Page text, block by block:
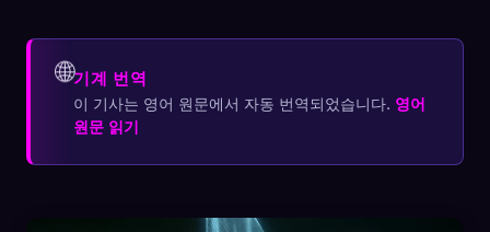
🌐기계 번역
이 기사는 영어 원문에서 자동 번역되었습니다. 영어
원문 읽기